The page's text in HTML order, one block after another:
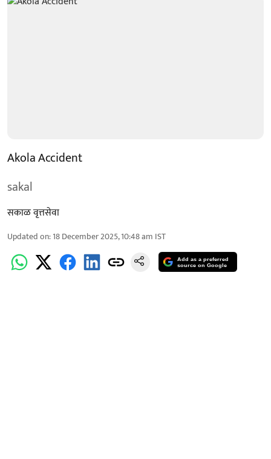
Akola Accident
sakal
सकाळ वृत्तसेवा
Updated on:18 December 2025, 10:48 am IST
Add as a preferred
source on Google